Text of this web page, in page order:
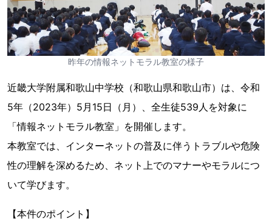
昨年の情報ネットモラル教室の様子
近畿大学附属和歌山中学校（和歌山県和歌山市）は、令和
5年（2023年）5月15日（月）、全生徒539人を対象に
「情報ネットモラル教室」を開催します。
本教室では、インターネットの普及に伴うトラブルや危険
性の理解を深めるため、ネット上でのマナーやモラルにつ
いて学びます。
【本件のポイント】